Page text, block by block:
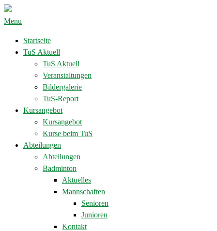
Menu
Startseite
TuS Aktuell
TuS Aktuell
Veranstaltungen
Bildergalerie
TuS-Report
Kursangebot
Kursangebot
Kurse beim TuS
Abteilungen
Abteilungen
Badminton
Aktuelles
Mannschaften
Senioren
Junioren
Kontakt